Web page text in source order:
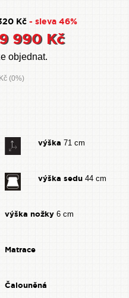
Kč - sleva 46%
9 990 Kč
objednat.
(0%)
výška 71 cm
výška sedu 44 cm
výška nožky 6 cm
Matrace
Čalouněná